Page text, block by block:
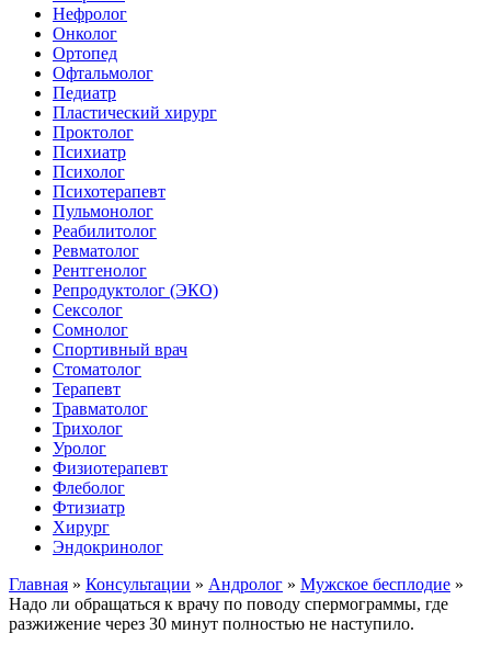
Нефролог
Онколог
Ортопед
Офтальмолог
Педиатр
Пластический хирург
Проктолог
Психиатр
Психолог
Психотерапевт
Пульмонолог
Реабилитолог
Ревматолог
Рентгенолог
Репродуктолог (ЭКО)
Сексолог
Сомнолог
Спортивный врач
Стоматолог
Терапевт
Травматолог
Трихолог
Уролог
Физиотерапевт
Флеболог
Фтизиатр
Хирург
Эндокринолог
Главная » Консультации » Андролог » Мужское бесплодие »
Надо ли обращаться к врачу по поводу спермограммы, где
разжижение через 30 минут полностью не наступило.